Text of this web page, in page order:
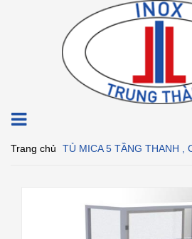
Trang chủ TỦ MICA 5 TẦNG THANH ,